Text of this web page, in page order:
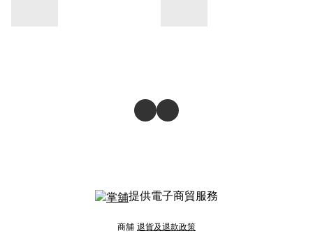
提供電子商貿服務
商舖 退貨及退款政策